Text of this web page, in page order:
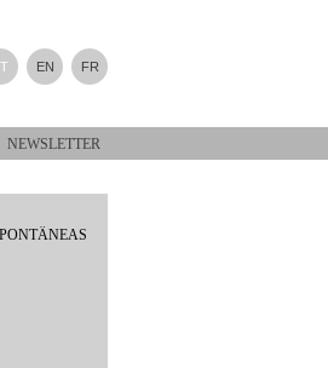
EN FR
NEWSLETTER